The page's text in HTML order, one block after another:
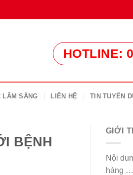
HOTLINE:
LÂM SÀNG LIÊN HỆ TIN TUYỂN
BỆNH
GIỚI
Nội
hàng